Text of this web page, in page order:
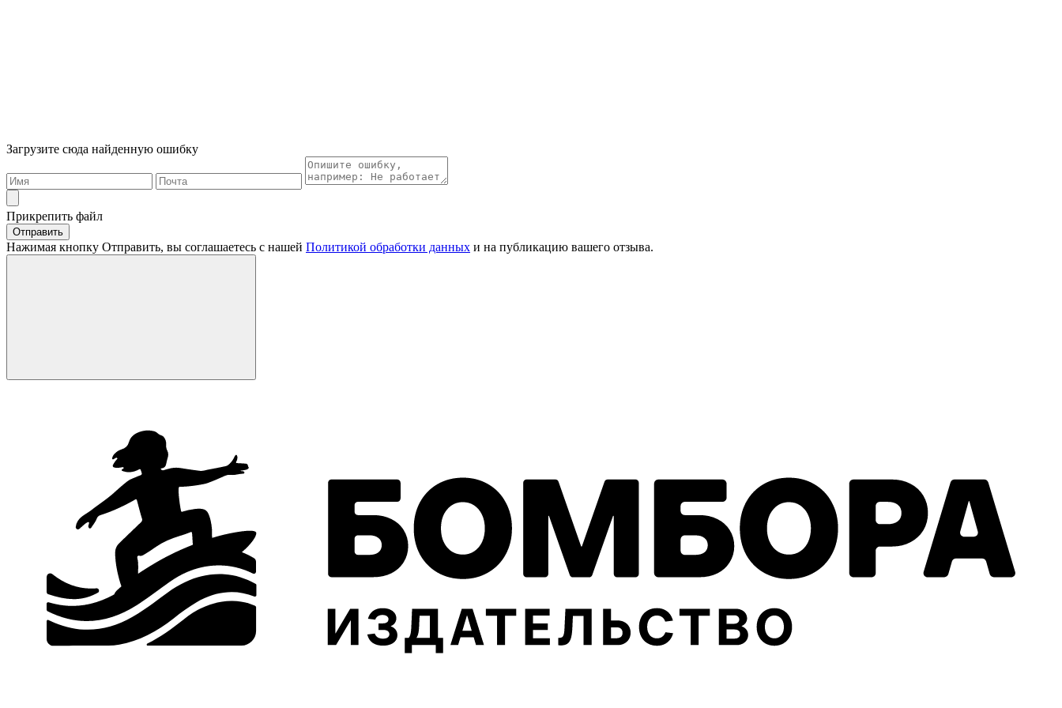
Загрузите сюда найденную ошибку
Прикрепить файл
Отправить
Нажимая кнопку Отправить, вы соглашаетесь с нашей Политикой обработки данных и на публикацию вашего отзыва.